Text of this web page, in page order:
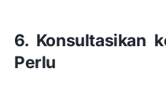
6. Konsultasikan
Perlu